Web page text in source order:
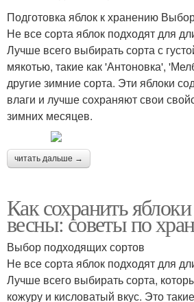
Подготовка яблок к хранению
Не все сорта яблок подходят для
Лучше всего выбирать сорта с
мякотью, такие как 'Антоновка',
другие зимние сорта. Эти яблоки
влаги и лучше сохраняют свои
зимних месяцев.
читать дальше →
Как сохранить
весны: советы по
Выбор подходящих сортов
Не все сорта яблок подходят для
Лучше всего выбирать сорта,
кожуру и кисловатый вкус. Это